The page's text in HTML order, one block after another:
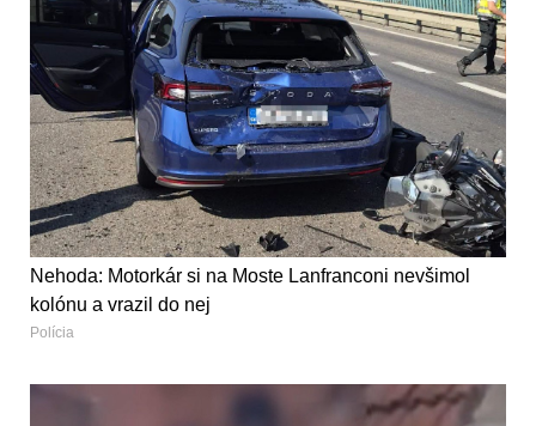
Nehoda: Motorkár si na Moste Lanfranconi nevšimol
kolónu a vrazil do nej
Polícia